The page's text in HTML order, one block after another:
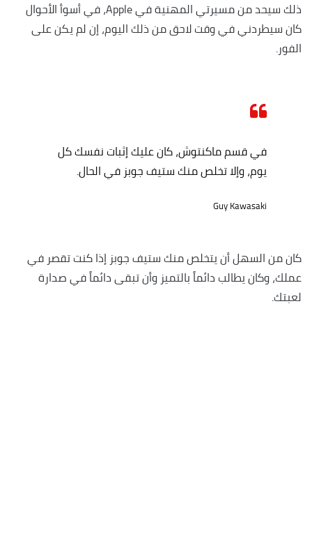
ذلك سيحد من مسيرتي المهنية في Apple، في أسوأ الأحوال
كان سيطردني في وقت لاحق من ذلك اليوم، إن لم يكن على
الفور.
في قسم ماكنتوش، كان عليك إثبات نفسك كل
يوم، وإلا تخلص منك ستيف جوبز في الحال.
Guy Kawasaki
كان من السهل أن يتخلص منك ستيف جوبز إذا كنت تقصر في
عملك، وكان يطالب دائماً بالتميز وأن تبقى دائماً في صدارة
لعبتك.